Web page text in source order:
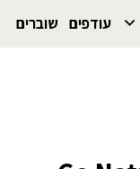
עודפים שוברים